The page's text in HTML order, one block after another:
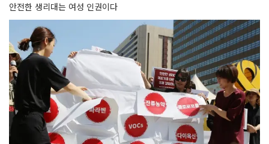
안전한 생리대는 여성 인권이다